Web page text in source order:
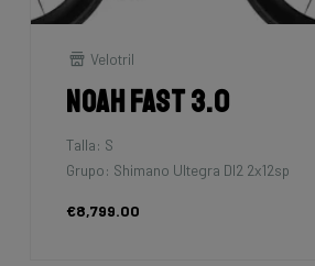
Velotril
Noah Fast 3.0
Talla: S
Grupo: Shimano Ultegra DI2 2x12sp
€8,799.00